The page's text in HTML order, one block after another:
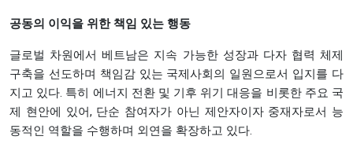
공동의 이익을 위한 책임 있는 행동
글로벌 차원에서 베트남은 지속 가능한 성장과 다자 협력 체제
구축을 선도하며 책임감 있는 국제사회의 일원으로서 입지를 다
지고 있다. 특히 에너지 전환 및 기후 위기 대응을 비롯한 주요 국
제 현안에 있어, 단순 참여자가 아닌 제안자이자 중재자로서 능
동적인 역할을 수행하며 외연을 확장하고 있다.